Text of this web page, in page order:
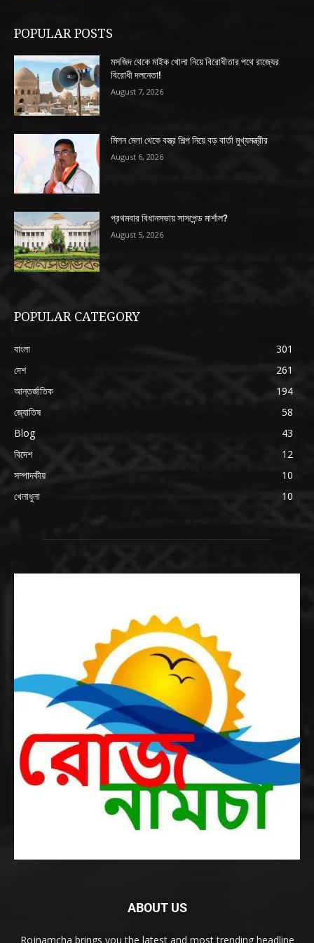
POPULAR POSTS
মসজিদ থেকে মাইক খোলা নিয়ে বিরোধীতার পথে রাজ্যের
বিরোধী দলনেতা!
August 7, 2026
মিলন মেলা থেকে বস্ত্র শিল্প নিয়ে বড় বার্তা মুখ্যমন্ত্রীর
August 6, 2026
প্রথমবার বিধানসভায় সাসপেন্ড মার্শাল?
August 5, 2026
POPULAR CATEGORY
বাংলা
301
দেশ
261
আন্তর্জাতিক
194
জ্যোতিষ
58
Blog
43
বিদেশ
12
সম্পাদকীয়
10
খেলাধুলা
10
ABOUT US
Rojnamcha brings you the latest and most trending headline